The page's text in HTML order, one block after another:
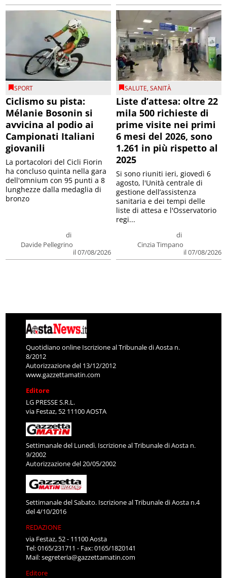
SPORT
Ciclismo su pista:
Mélanie Bosonin si
avvicina al podio ai
Campionati Italiani
giovanili
di
Davide Pellegrino
il 07/08/2026
La portacolori del Cicli Fiorin
ha concluso quinta nella gara
dell'omnium con 95 punti a 8
lunghezze dalla medaglia di
bronzo
SALUTE,SANITÀ
Liste d’attesa: oltre 22
mila 500 richieste di
prime visite nei primi
6 mesi del 2026, sono
1.261 in più rispetto al
2025
di
Cinzia Timpano
il 07/08/2026
Si sono riuniti ieri, giovedì 6
agosto, l'Unità centrale di
gestione dell’assistenza
sanitaria e dei tempi delle
liste di attesa e l'Osservatorio
regi...
Quotidiano online Iscrizione al Tribunale di Aosta n.
8/2012
Autorizzazione del 13/12/2012
www.gazzettamatin.com
Editore
LG PRESSE S.R.L.
via Festaz, 52 11100 AOSTA
Settimanale del Lunedì. Iscrizione al Tribunale di Aosta n.
9/2002
Autorizzazione del 20/05/2002
Settimanale del Sabato. Iscrizione al Tribunale di Aosta n.4
del 4/10/2016
REDAZIONE
via Festaz, 52 - 11100 Aosta
Tel: 0165/231711 - Fax: 0165/1820141
Mail:segreteria@gazzettamatin.com
Editore